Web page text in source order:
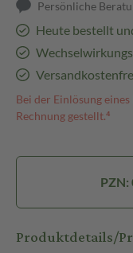
Persönliche
Heute bestellt
Bei der Einlösung
Rechnung gestellt.⁴
PZN:
Produktdetails/